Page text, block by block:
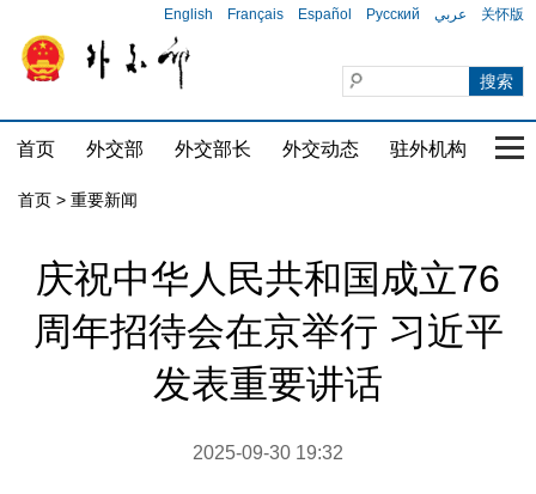
English Français Español Русский عربي 关怀版
首页 外交部 外交部长 外交动态 驻外机构 国
首页 > 重要新闻
庆祝中华人民共和国成立76
周年招待会在京举行 习近平
发表重要讲话
2025-09-30 19:32